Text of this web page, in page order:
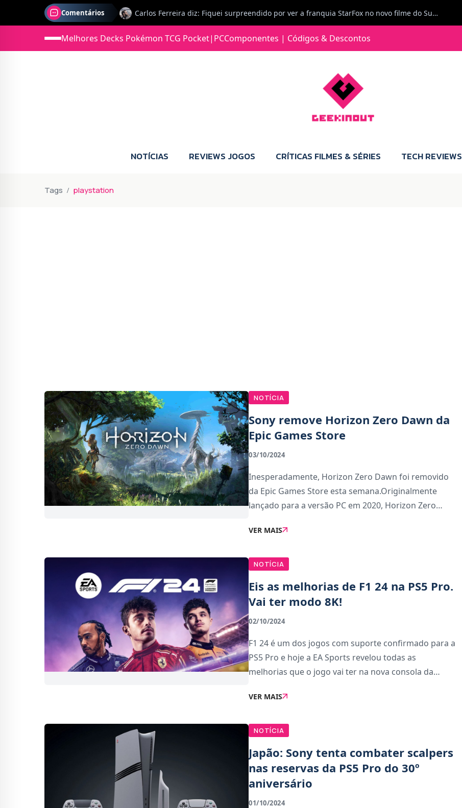
Comentários
Jonas diz: Estou seriamente com vontade para comprar para a Switch 2 :P
Melhores Decks Pokémon TCG Pocket| PCComponentes | Códigos & Descontos
NOTÍCIAS REVIEWS JOGOS CRÍTICAS FILMES & SÉRIES TECH REVIEWS
Tags playstation
NOTÍCIA
Sony remove Horizon Zero Dawn da
Epic Games Store
03/10/2024
Inesperadamente, Horizon Zero Dawn foi removido
da Epic Games Store esta semana.Originalmente
lançado para a versão PC em 2020, Horizon Zero
através da plataforma da Epic Games, algo curioso q
VER MAIS
NOTÍCIA
Eis as melhorias de F1 24 na PS5 Pro.
Vai ter modo 8K!
02/10/2024
F1 24 é um dos jogos com suporte confirmado para a
PS5 Pro e hoje a EA Sports revelou todas as
melhorias que o jogo vai ter na nova consola da
no modo de qualidade e também no modo de
VER MAIS
NOTÍCIA
Japão: Sony tenta combater scalpers
nas reservas da PS5 Pro do 30º
aniversário
01/10/2024